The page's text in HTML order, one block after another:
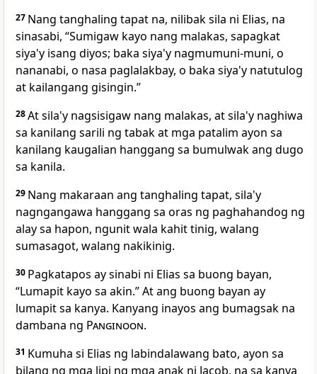
27 Nang tanghaling tapat na, nilibak sila ni Elias, na
sinasabi, “Sumigaw kayo nang malakas, sapagkat
siya'y isang diyos; baka siya'y nagmumuni-muni, o
nananabi, o nasa paglalakbay, o baka siya'y natutulog
at kailangang gisingin.”
28At sila'y nagsisigaw nang malakas, at sila'y naghiwa
sa kanilang sarili ng tabak at mga patalim ayon sa
kanilang kaugalian hanggang sa bumulwak ang dugo
sa kanila.
29 Nang makaraan ang tanghaling tapat, sila'y
nagngangawa hanggang sa oras ng paghahandog ng
alay sa hapon, ngunit wala kahit tinig, walang
sumasagot, walang nakikinig.
30 Pagkatapos ay sinabi ni Elias sa buong bayan,
“Lumapit kayo sa akin.” At ang buong bayan ay
lumapit sa kanya. Kanyang inayos ang bumagsak na
dambana ng Panginoon.
31 Kumuha si Elias ng labindalawang bato, ayon sa
bilang ng mga lipi ng mga anak ni Jacob, na sa kanya